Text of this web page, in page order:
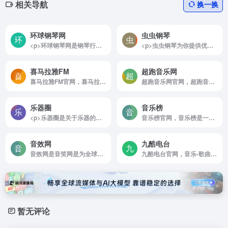
相关导航 换一换
环球钢琴网
<p>环球钢琴网是钢琴行业集团化运作的门户网站。网站提供海量免费钢琴资源，并且每天以100+的数量持续更新，能够做到有曲可听、有谱可查，成为全网值得信赖的钢琴学习者的平台化、工具化网站。</p>
虫虫钢琴
<p>虫虫钢琴为你提供优质的免费钢琴谱资源,合集钢琴谱，钢琴曲试听，钢琴演奏，琴友交流的音乐平台</p>
喜马拉雅FM
喜马拉雅FM官网，喜马拉雅是国内领先的音频分享平台， 汇集了有声小说，儿童故事，相声评书，京剧戏曲，新闻段子，广播电台等数亿条免费声音内容， 听书，听小说，听故事，听儿歌，听音乐， 为您找到每一天的精神食粮！
超跑音乐网
超跑音乐网官网，超跑音乐网-高品质车载音乐试听下载站，最新最丰富的车载音乐DJ舞曲，真正的无损高品质音乐，好看好听的视频MV，尽在超跑音乐网，发烧友专属无损音乐网
乐器圈
<p>乐器圈是关于乐器的综合门户网站，提供各种乐器的知识教程、乐曲曲谱，以及钢琴、吉他、二胡、古筝等热门乐器的简谱搜索和浏览。</p>
音乐榜
音乐榜官网，音乐榜是一个提供免费无损音乐和MP3歌曲下载的网站，旨在为音乐爱好者创建一个交流与分享资源的空间。该平台没有广告干扰，也不需要用户登录即可使用。
音效网
音效网是音笑网是为全球音效设计师、影视配乐师、音乐制作人、游戏音效师、背景音乐创作者等精心打造的一个垂直搜索和共享音效、配乐及声音素材的在线创作分享和推广平台！
九酷电台
九酷电台官网，音乐-歌曲，九酷音乐网是专业的在线音乐试听mp3下载网站，收录了网上最新歌曲和流行音乐，网络歌曲，好听的歌，抖音热门歌曲，经典老歌等最新流行歌曲MP3下载试听服务，是您寻找好听的歌首选网站。
暂无评论